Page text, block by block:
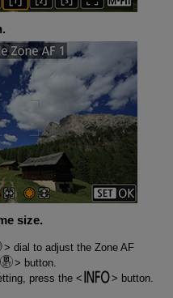
size.
dial to adjust the Zone AF
button.
press the
button.